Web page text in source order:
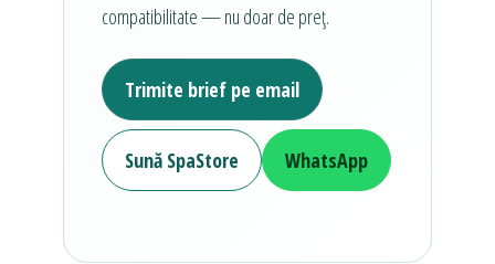
compatibilitate — nu doar de preț.
Trimite brief pe email
Sună SpaStore WhatsApp